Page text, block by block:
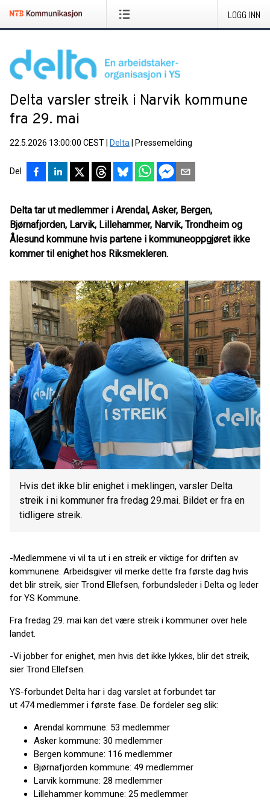
LOGG INN
Delta varsler streik i Narvik kommune
fra 29. mai
22.5.2026 13:00:00 CEST Delta Pressemelding
Del
Delta tar ut medlemmer i Arendal, Asker, Bergen,
Bjørnafjorden, Larvik, Lillehammer, Narvik, Trondheim og
Ålesund kommune hvis partene i kommuneoppgjøret ikke
kommer til enighet hos Riksmekleren.
Hvis det ikke blir enighet i meklingen, varsler Delta
streik i ni kommuner fra fredag 29.mai. Bildet er fra en
tidligere streik.
-Medlemmene vi vil ta ut i en streik er viktige for driften av
kommunene. Arbeidsgiver vil merke dette fra første dag hvis
det blir streik, sier Trond Ellefsen, forbundsleder i Delta og leder
for YS Kommune.
Fra fredag 29. mai kan det være streik i kommuner over hele
landet.
-Vi jobber for enighet, men hvis det ikke lykkes, blir det streik,
sier Trond Ellefsen.
YS-forbundet Delta har i dag varslet at forbundet tar
ut 474 medlemmer i første fase. De fordeler seg slik:
Arendal kommune: 53 medlemmer
Asker kommune: 30 medlemmer
Bergen kommune: 116 medlemmer
Bjørnafjorden kommune: 49 medlemmer
Larvik kommune: 28 medlemmer
Lillehammer kommune: 25 medlemmer